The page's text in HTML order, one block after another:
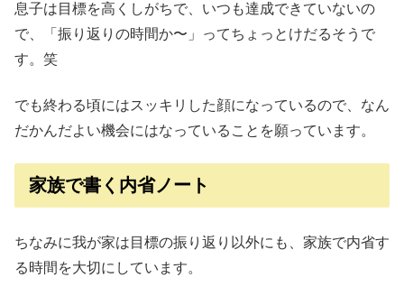
息子は目標を高くしがちで、いつも達成できていないの
で、「振り返りの時間か〜」ってちょっとけだるそうで
す。笑
でも終わる頃にはスッキリした顔になっているので、なん
だかんだよい機会にはなっていることを願っています。
家族で書く内省ノート
ちなみに我が家は目標の振り返り以外にも、家族で内省す
る時間を大切にしています。